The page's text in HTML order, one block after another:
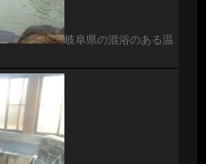
岐阜県の混浴のある温